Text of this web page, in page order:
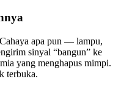
apa pun — lampu,
sinyal “bangun” ke
yang menghapus mimpi.
terbuka.